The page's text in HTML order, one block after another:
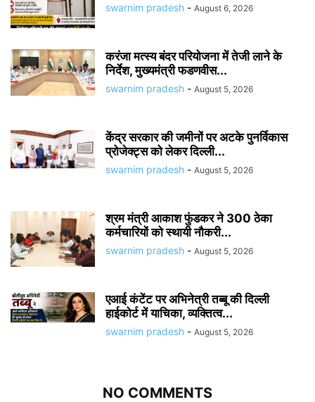
swarnim pradesh - August 6, 2026
करंजा मत्स्य बंदर परियोजना में तेजी लाने के
निर्देश, मुख्यमंत्री फडणवीस...
swarnim pradesh - August 5, 2026
केंद्र सरकार की जमीनों पर अटके पुनर्विकास
प्रोजेक्ट्स को लेकर दिल्ली...
swarnim pradesh - August 5, 2026
श्रम मंत्री आकाश फुंडकर ने 300 ठेका
कर्मचारियों को स्थायी नौकरी...
swarnim pradesh - August 5, 2026
एआई कंटेंट पर अभिनेत्री तब्बू की दिल्ली
हाईकोर्ट में याचिका, व्यक्तित्व...
swarnim pradesh - August 5, 2026
NO COMMENTS